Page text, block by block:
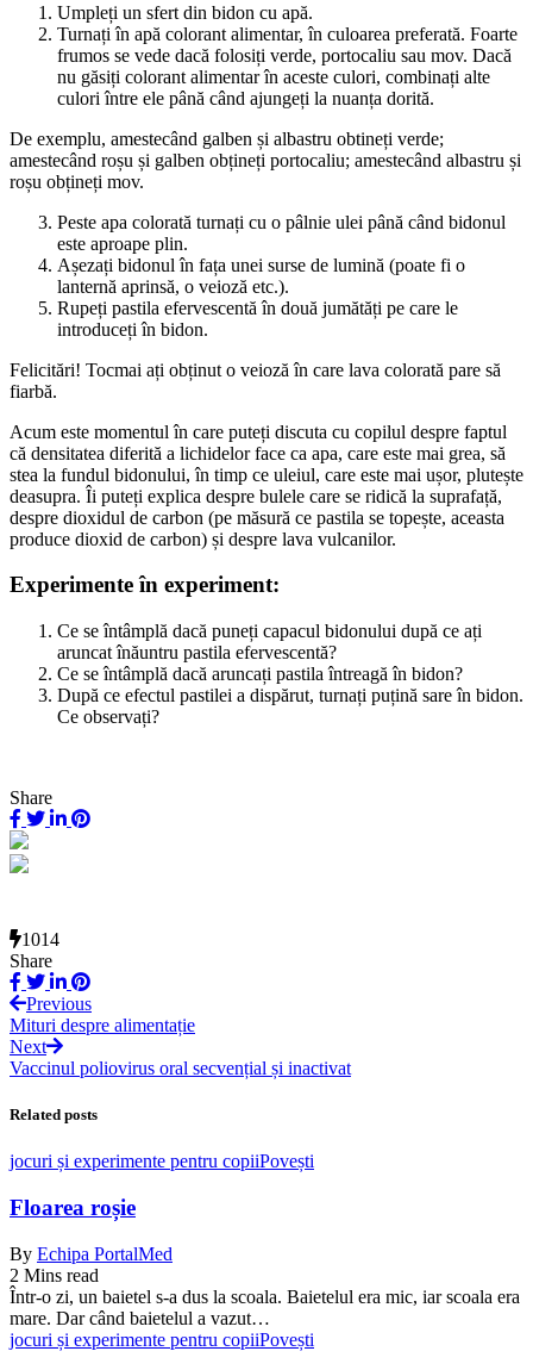
Umpleți un sfert din bidon cu apă.
Turnați în apă colorant alimentar, în culoarea preferată. Foarte
frumos se vede dacă folosiți verde, portocaliu sau mov. Dacă
nu găsiți colorant alimentar în aceste culori, combinați alte
culori între ele până când ajungeți la nuanța dorită.
De exemplu, amestecând galben și albastru obtineți verde;
amestecând roșu și galben obțineți portocaliu; amestecând albastru și
roșu obțineți mov.
Peste apa colorată turnați cu o pâlnie ulei până când bidonul
este aproape plin.
Așezați bidonul în fața unei surse de lumină (poate fi o
lanternă aprinsă, o veioză etc.).
Rupeți pastila efervescentă în două jumătăți pe care le
introduceți în bidon.
Felicitări! Tocmai ați obținut o veioză în care lava colorată pare să
fiarbă.
Acum este momentul în care puteți discuta cu copilul despre faptul
că densitatea diferită a lichidelor face ca apa, care este mai grea, să
stea la fundul bidonului, în timp ce uleiul, care este mai ușor, plutește
deasupra. Îi puteți explica despre bulele care se ridică la suprafață,
despre dioxidul de carbon (pe măsură ce pastila se topește, aceasta
produce dioxid de carbon) și despre lava vulcanilor.
Experimente în experiment:
Ce se întâmplă dacă puneți capacul bidonului după ce ați
aruncat înăuntru pastila efervescentă?
Ce se întâmplă dacă aruncați pastila întreagă în bidon?
După ce efectul pastilei a dispărut, turnați puțină sare în bidon.
Ce observați?
Share
1014
Share
Previous
Mituri despre alimentație
Next
Vaccinul poliovirus oral secvențial și inactivat
Related posts
jocuri și experimente pentru copiiPovești
Floarea roșie
By Echipa PortalMed
2 Mins read
Într-o zi, un baietel s-a dus la scoala. Baietelul era mic, iar scoala era
mare. Dar când baietelul a vazut…
jocuri și experimente pentru copiiPovești